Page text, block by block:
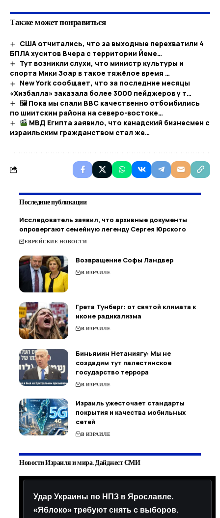
Также может понравиться
США отчитались, что за выходные перехватили 4
БПЛА хуситов Вчера с территории Йеме…
Тут возникли слухи, что министр культуры и
спорта Мики Зоар в такое тяжёлое время …
New York сообщает, что за последние месяцы
«Хизбалла» заказала более 3000 пейджеров у т…
🖼 Пока мы спали ВВС качественно отбомбились
по шиитским района на северо-востоке…
МВД Египта заявило, что канадский бизнесмен с
израильским гражданством стал же…​
Последние публикации
Исследователь заявил, что архивные документы
опровергают семейную легенду Сергея Юрского
ЕВРЕЙСКИЕ НОВОСТИ
Возвращение Софы Ландвер
В ИЗРАИЛЕ
Грета Тунберг: от святой климата к
иконе радикализма
В ИЗРАИЛЕ
Биньямин Нетаниягу: Мы не
создадим тут палестинское
государство террора
В ИЗРАИЛЕ
Израиль ужесточает стандарты
покрытия и качества мобильных
сетей
В ИЗРАИЛЕ
Новости Израиля и мира. Дайджест СМИ